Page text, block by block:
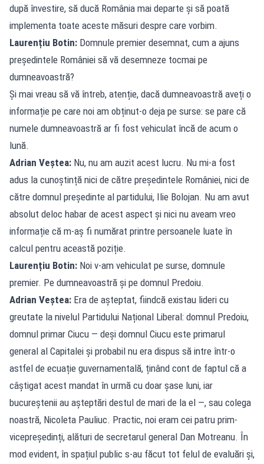
după învestire, să ducă România mai departe și să poată
implementa toate aceste măsuri despre care vorbim.
Laurențiu Botin: Domnule premier desemnat, cum a ajuns
președintele României să vă desemneze tocmai pe
dumneavoastră?
Și mai vreau să vă întreb, atenție, dacă dumneavoastră aveți o
informație pe care noi am obținut-o deja pe surse: se pare că
numele dumneavoastră ar fi fost vehiculat încă de acum o
lună.
Adrian Veștea: Nu, nu am auzit acest lucru. Nu mi-a fost
adus la cunoștință nici de către președintele României, nici de
către domnul președinte al partidului, Ilie Bolojan. Nu am avut
absolut deloc habar de acest aspect și nici nu aveam vreo
informație că m-aș fi numărat printre persoanele luate în
calcul pentru această poziție.
Laurențiu Botin: Noi v-am vehiculat pe surse, domnule
premier. Pe dumneavoastră și pe domnul Predoiu.
Adrian Veștea: Era de așteptat, fiindcă existau lideri cu
greutate la nivelul Partidului Național Liberal: domnul Predoiu,
domnul primar Ciucu — deși domnul Ciucu este primarul
general al Capitalei și probabil nu era dispus să intre într-o
astfel de ecuație guvernamentală, ținând cont de faptul că a
câștigat acest mandat în urmă cu doar șase luni, iar
bucureștenii au așteptări destul de mari de la el —, sau colega
noastră, Nicoleta Pauliuc. Practic, noi eram cei patru prim-
vicepreședinți, alături de secretarul general Dan Motreanu. În
mod evident, în spațiul public s-au făcut tot felul de evaluări și,